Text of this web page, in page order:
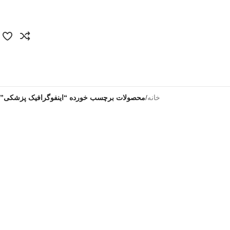
خانه/محصولات برچسب خورده “اینفوگرافیک پزشکی”